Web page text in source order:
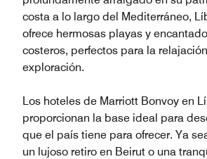
costa a lo largo del Mediterráneo,
ofrece hermosas playas y
costeros, perfectos para la
exploración.
Los hoteles de Marriott Bonvoy en
proporcionan la base ideal para
que el país tiene para ofrecer. Ya
un lujoso retiro en Beirut o una